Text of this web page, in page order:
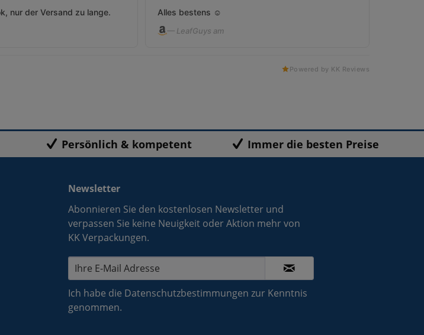
nur der Versand zu lange. Alles bestens ☺️
— LeafGuys am
Powered by KK Reviews
Persönlich & kompetent Immer die besten Preise
Newsletter
Abonnieren Sie den kostenlosen Newsletter und
verpassen Sie keine Neuigkeit oder Aktion mehr von
KK Verpackungen.
Ich habe die Datenschutzbestimmungen zur Kenntnis
genommen.